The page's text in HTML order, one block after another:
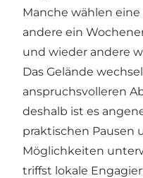
Manche wählen
andere ein
und wieder andere
Das Gelände
anspruchsvolleren
deshalb ist es
praktischen Pausen
Möglichkeiten
triffst lokale